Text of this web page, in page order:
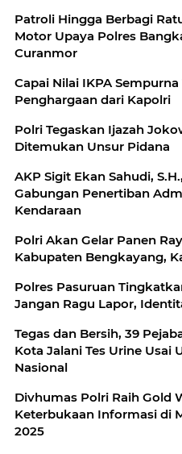
Patroli Hingga Berbagi
Motor Upaya Polres
Curanmor
Capai Nilai IKPA
Penghargaan dari Kapolri
Polri Tegaskan Ijazah
Ditemukan Unsur Pidana
AKP Sigit Ekan Sahudi,
Gabungan Penertiban
Kendaraan
Polri Akan Gelar Panen
Kabupaten Bengkayang,
Polres Pasuruan
Jangan Ragu Lapor,
Tegas dan Bersih, 39
Kota Jalani Tes Urine Usai
Nasional
Divhumas Polri Raih Gold
Keterbukaan Informasi di
2025